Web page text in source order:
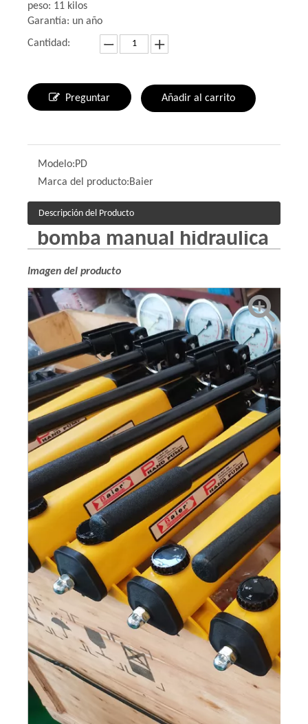
peso: 11 kilos
Garantía: un año
Cantidad:
Preguntar Añadir al carrito
Modelo:PD
Marca del producto:Baier
Descripción del Producto
bomba manual hidraulica
Imagen del producto